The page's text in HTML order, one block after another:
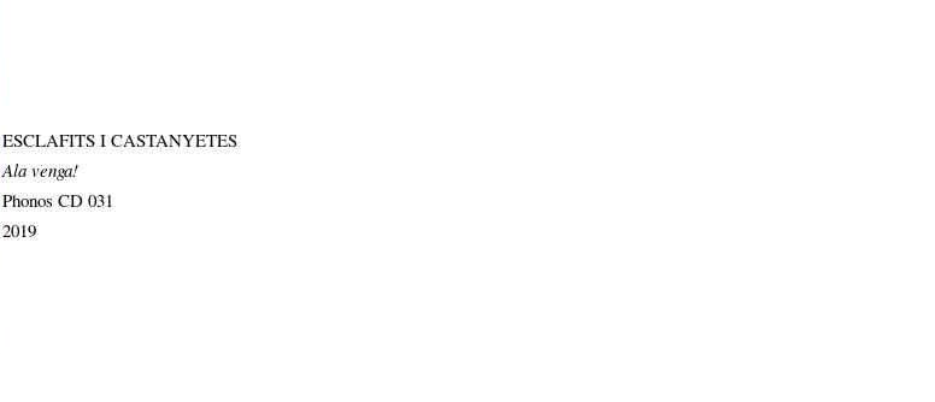
ESCLAFITS I CASTANYETES
Ala venga!
Phonos CD 031
2019